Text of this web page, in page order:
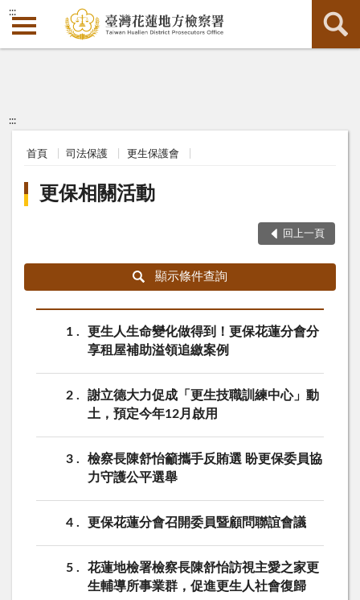
:::
:::
首頁 司法保護 更生保護會
更保相關活動
回上一頁
顯示條件查詢
1
更生人生命變化做得到！更保花蓮分會分
享租屋補助溢領追繳案例
2
謝立德大力促成「更生技職訓練中心」動
土，預定今年12月啟用
3
檢察長陳舒怡籲攜手反賄選 盼更保委員協
力守護公平選舉
4 更保花蓮分會召開委員暨顧問聯誼會議
5
花蓮地檢署檢察長陳舒怡訪視主愛之家更
生輔導所事業群，促進更生人社會復歸